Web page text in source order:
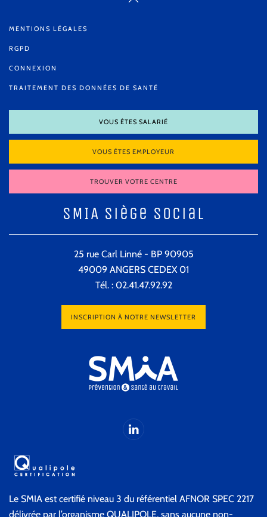
MENTIONS LÉGALES
RGPD
CONNEXION
TRAITEMENT DES DONNÉES DE SANTÉ
VOUS ÊTES SALARIÉ
VOUS ÊTES EMPLOYEUR
TROUVER VOTRE CENTRE
SMIA Siège Social
25 rue Carl Linné - BP 90905
49009 ANGERS CEDEX 01
Tél. : 02.41.47.92.92
INSCRIPTION À NOTRE NEWSLETTER
Le SMIA est certifié niveau 3 du référentiel AFNOR SPEC 2217
délivrée par l’organisme QUALIPOLE, sans aucune non-